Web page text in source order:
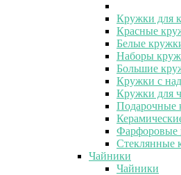
Кружки для
Красные
Белые
Наборы
Большие
Кружки с
Кружки для
Подарочные
Фарфоровые
Стеклянные
Чайники
Чайники